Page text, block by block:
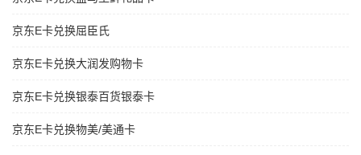
京东E卡兑换屈臣氏
京东E卡兑换大润发购物卡
京东E卡兑换银泰百货银泰卡
京东E卡兑换物美/美通卡